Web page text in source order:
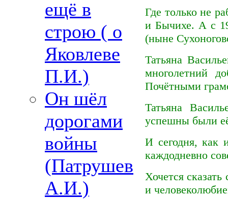
ещё в
строю ( о
Яковлеве
П.И.)
Он шёл
дорогами
войны
(Патрушев
А.И.)
Где только не
и Бычихе. А с
(ныне
Татьяна
многолетний
Почётными
Татьяна
успешны были
И сегодня, как
каждодневно
Хочется
и